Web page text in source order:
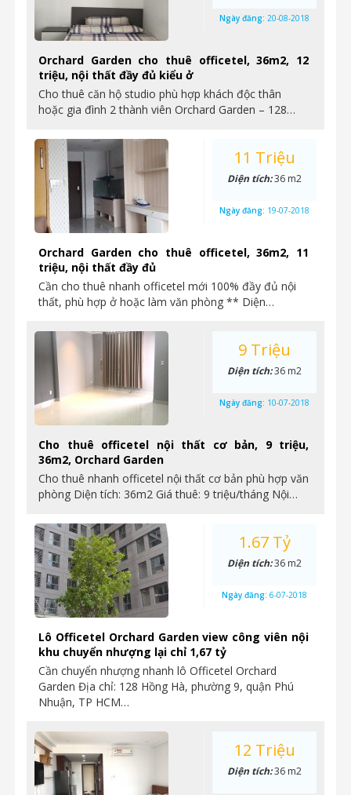
Orchard Garden cho thuê officetel, 36m2, 12
triệu, nội thất đầy đủ kiểu ở
Cho thuê căn hộ studio phù hợp khách độc thân
hoặc gia đình 2 thành viên Orchard Garden – 128…
Ngày đăng: 20-08-2018
Orchard Garden cho thuê officetel, 36m2, 11
triệu, nội thất đầy đủ
Cần cho thuê nhanh officetel mới 100% đầy đủ nội
thất, phù hợp ở hoặc làm văn phòng ** Diện…
11 Triệu
Diện tích:36 m2
Ngày đăng: 19-07-2018
Cho thuê officetel nội thất cơ bản, 9 triệu,
36m2, Orchard Garden
Cho thuê nhanh officetel nội thất cơ bản phù hợp văn
phòng Diện tích: 36m2 Giá thuê: 9 triệu/tháng Nội…
9 Triệu
Diện tích:36 m2
Ngày đăng: 10-07-2018
Lô Officetel Orchard Garden view công viên nội
khu chuyển nhượng lại chỉ 1,67 tỷ
Cần chuyển nhượng nhanh lô Officetel Orchard
Garden Địa chỉ: 128 Hồng Hà, phường 9, quận Phú
Nhuận, TP HCM…
1.67 Tỷ
Diện tích:36 m2
Ngày đăng: 6-07-2018
12 Triệu
Diện tích:36 m2